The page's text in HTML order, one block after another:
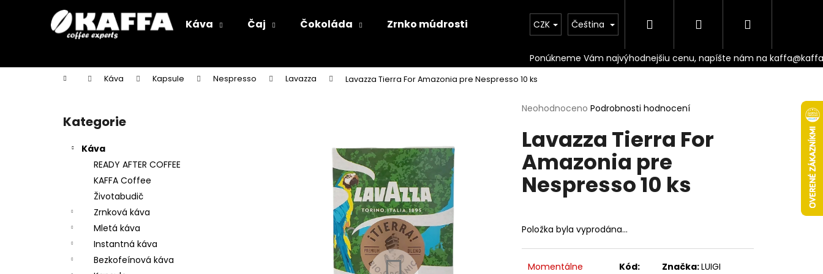
Káva Čaj Čokoláda Zrnko múdrosti Kontakt Doprava
CZK Čeština Hledat PřihlášeníNákupní
košík
Domů Káva Kapsule Nespresso Lavazza Lavazza Tierra For Amazonia pre Nespresso 10 ks
Přeskočit
kategorie
Kategorie
Káva
READY AFTER COFFEE
KAFFA Coffee
Životabudič
Zrnková káva
Mletá káva
Instantná káva
Bezkofeínová káva
Průměrné
produktu
je
0,0
z
5
hvězdiček.
Neohodnoceno Podrobnosti hodnocení
Lavazza Tierra For
Amazonia pre
Nespresso 10 ks
Položka byla vyprodána…
Momentálne
Kód:
Značka:LUIGI
k
Zpět
obchodu
Zpět
obchodu
Co potřebujete najít?
Doporučujeme